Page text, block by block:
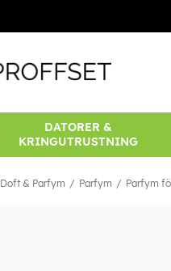
DATORER &
KRINGUTRUSTNING
Doft & Parfym Parfym Parfym